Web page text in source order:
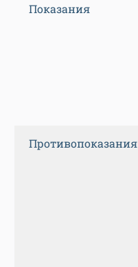
Показания
Противопоказания